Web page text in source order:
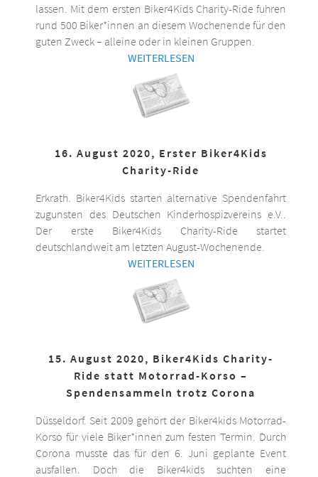
lassen. Mit dem ersten Biker4Kids Charity-Ride fuhren
rund 500 Biker*innen an diesem Wochenende für den
guten Zweck – alleine oder in kleinen Gruppen.
WEITERLESEN
16. August 2020, Erster Biker4Kids
Charity-Ride
Erkrath. Biker4Kids starten alternative Spendenfahrt
zugunsten des Deutschen Kinderhospizvereins e.V..
Der erste Biker4Kids Charity-Ride startet
deutschlandweit am letzten August-Wochenende.
WEITERLESEN
15. August 2020, Biker4Kids Charity-
Ride statt Motorrad-Korso –
Spendensammeln trotz Corona
Düsseldorf. Seit 2009 gehört der Biker4kids Motorrad-
Korso für viele Biker*innen zum festen Termin. Durch
Corona musste das für den 6. Juni geplante Event
ausfallen. Doch die Biker4kids suchten eine